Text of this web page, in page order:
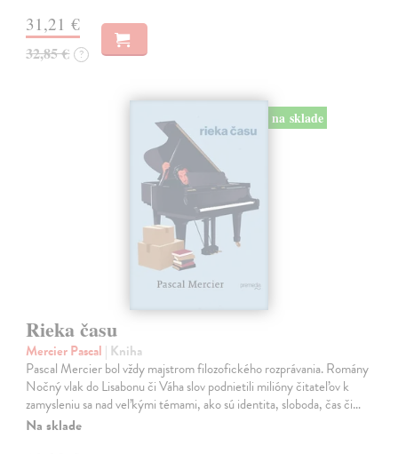
31,21 €
32,85 € ?
na sklade
Rieka času
Mercier Pascal | Kniha
Pascal Mercier bol vždy majstrom filozofického rozprávania. Romány
Nočný vlak do Lisabonu či Váha slov podnietili milióny čitateľov k
zamysleniu sa nad veľkými témami, ako sú identita, sloboda, čas či…
Na sklade